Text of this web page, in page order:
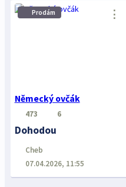
Prodám
Německý ovčák
⋮
473 6
Dohodou
Cheb
07.04.2026, 11:55